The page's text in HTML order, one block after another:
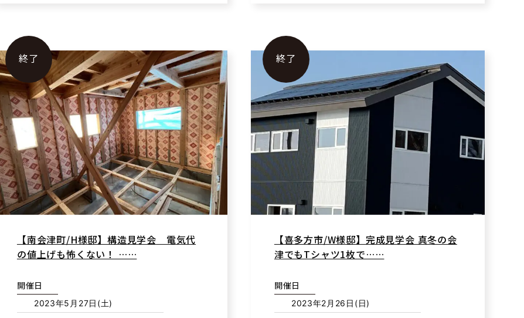
終了
【南会津町/H様邸】構造見学会 電気代
の値上げも怖くない！ ……
開催日
2023年5月27日(土)
終了
【喜多方市/W様邸】完成見学会 真冬の会
津でもTシャツ1枚で……
開催日
2023年2月26日(日)